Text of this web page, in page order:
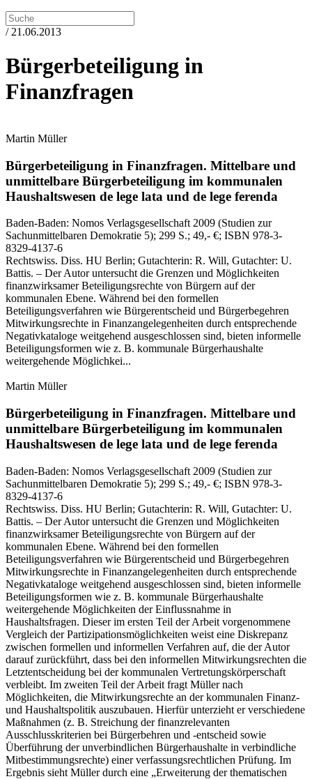
/ 21.06.2013
Bürgerbeteiligung in
Finanzfragen
Martin Müller
Bürgerbeteiligung in Finanzfragen. Mittelbare und
unmittelbare Bürgerbeteiligung im kommunalen
Haushaltswesen de lege lata und de lege ferenda
Baden-Baden: Nomos Verlagsgesellschaft 2009 (Studien zur
Sachunmittelbaren Demokratie 5); 299 S.; 49,- €; ISBN 978-3-
8329-4137-6
Rechtswiss. Diss. HU Berlin; Gutachterin: R. Will, Gutachter: U.
Battis. – Der Autor untersucht die Grenzen und Möglichkeiten
finanzwirksamer Beteiligungsrechte von Bürgern auf der
kommunalen Ebene. Während bei den formellen
Beteiligungsverfahren wie Bürgerentscheid und Bürgerbegehren
Mitwirkungsrechte in Finanzangelegenheiten durch entsprechende
Negativkataloge weitgehend ausgeschlossen sind, bieten informelle
Beteiligungsformen wie z. B. kommunale Bürgerhaushalte
weitergehende Möglichkei...
Martin Müller
Bürgerbeteiligung in Finanzfragen. Mittelbare und
unmittelbare Bürgerbeteiligung im kommunalen
Haushaltswesen de lege lata und de lege ferenda
Baden-Baden: Nomos Verlagsgesellschaft 2009 (Studien zur
Sachunmittelbaren Demokratie 5); 299 S.; 49,- €; ISBN 978-3-
8329-4137-6
Rechtswiss. Diss. HU Berlin; Gutachterin: R. Will, Gutachter: U.
Battis. – Der Autor untersucht die Grenzen und Möglichkeiten
finanzwirksamer Beteiligungsrechte von Bürgern auf der
kommunalen Ebene. Während bei den formellen
Beteiligungsverfahren wie Bürgerentscheid und Bürgerbegehren
Mitwirkungsrechte in Finanzangelegenheiten durch entsprechende
Negativkataloge weitgehend ausgeschlossen sind, bieten informelle
Beteiligungsformen wie z. B. kommunale Bürgerhaushalte
weitergehende Möglichkeiten der Einflussnahme in
Haushaltsfragen. Dieser im ersten Teil der Arbeit vorgenommene
Vergleich der Partizipationsmöglichkeiten weist eine Diskrepanz
zwischen formellen und informellen Verfahren auf, die der Autor
darauf zurückführt, dass bei den informellen Mitwirkungsrechten die
Letztentscheidung bei der kommunalen Vertretungskörperschaft
verbleibt. Im zweiten Teil der Arbeit fragt Müller nach
Möglichkeiten, die Mitwirkungsrechte an der kommunalen Finanz-
und Haushaltspolitik auszubauen. Hierfür unterzieht er verschiedene
Maßnahmen (z. B. Streichung der finanzrelevanten
Ausschlusskriterien bei Bürgerbehren und -entscheid sowie
Überführung der unverbindlichen Bürgerhaushalte in verbindliche
Mitbestimmungsrechte) einer verfassungsrechtlichen Prüfung. Im
Ergebnis sieht Müller durch eine „Erweiterung der thematischen